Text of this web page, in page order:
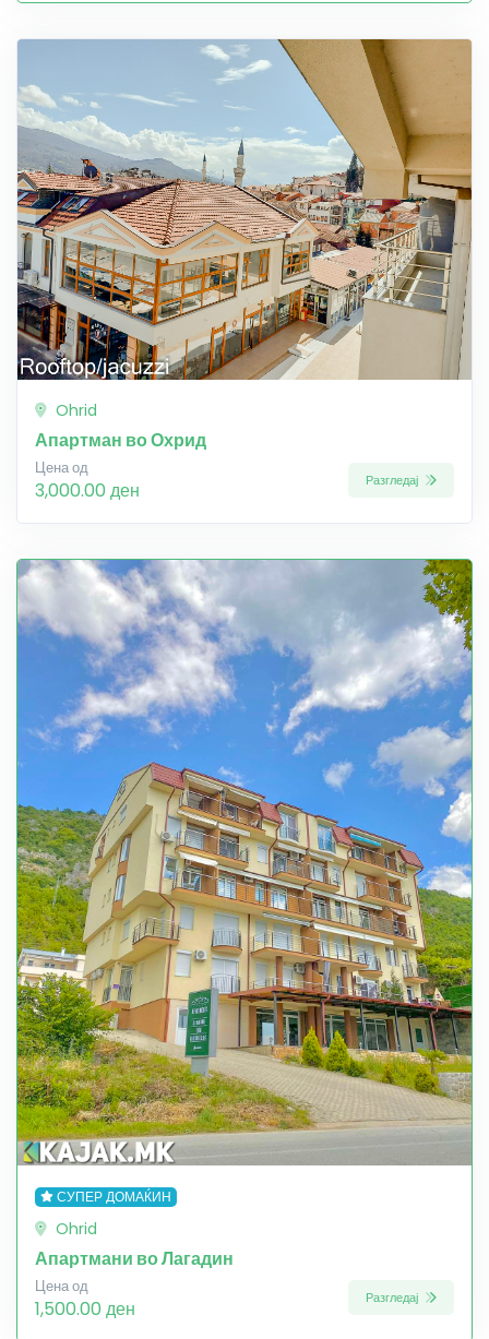
Ohrid
Апартман во Охрид
Цена од
3,000.00 ден Разгледај
СУПЕР ДОМАЌИН
Ohrid
Апартмани во Лагадин
Цена од
1,500.00 ден Разгледај